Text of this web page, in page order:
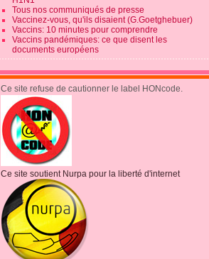
Tous nos communiqués de presse
Vaccinez-vous, qu'ils disaient (G.Goetghebuer)
Vaccins: 10 minutes pour comprendre
Vaccins pandémiques: ce que disent les
documents européens
Ce site refuse de cautionner le label HONcode.
Ce site soutient Nurpa pour la liberté d'internet